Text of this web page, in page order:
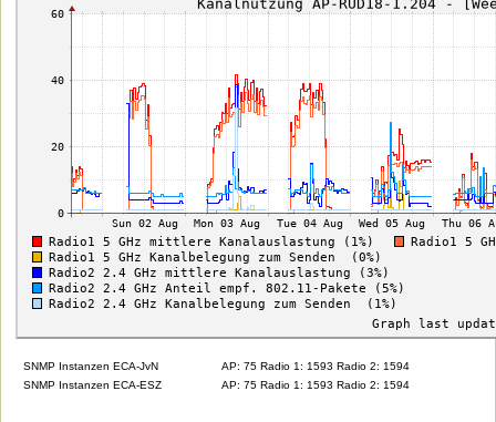
SNMP Instanzen ECA-JvN
AP: 75 Radio 1: 1593 Radio 2: 1594
SNMP Instanzen ECA-ESZ
AP: 75 Radio 1: 1593 Radio 2: 1594